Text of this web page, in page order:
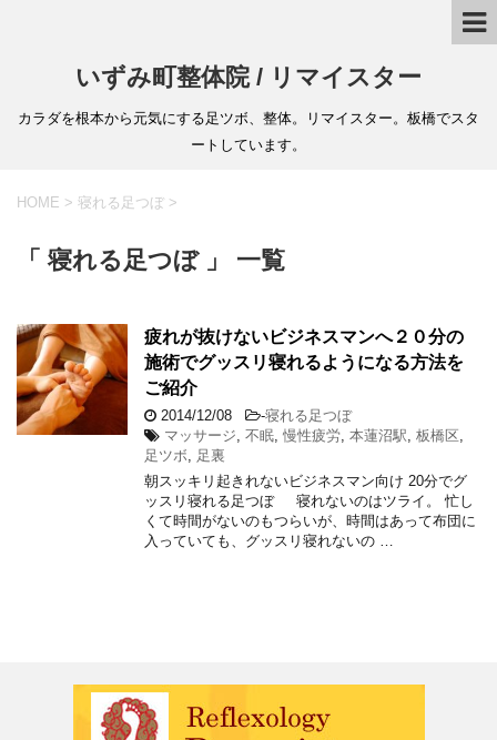
いずみ町整体院 / リマイスター
カラダを根本から元気にする足ツボ、整体。リマイスター。板橋でスタ
ートしています。
HOME > 寝れる足つぼ >
「 寝れる足つぼ 」 一覧
疲れが抜けないビジネスマンへ２０分の
施術でグッスリ寝れるようになる方法を
ご紹介
2014/12/08 -寝れる足つぼ
マッサージ 不眠 慢性疲労 本蓮沼駅 板橋区
足ツボ
足裏
朝スッキリ起きれないビジネスマン向け 20分でグ
ッスリ寝れる足つぼ 寝れないのはツライ。 忙し
くて時間がないのもつらいが、時間はあって布団に
入っていても、グッスリ寝れないの …